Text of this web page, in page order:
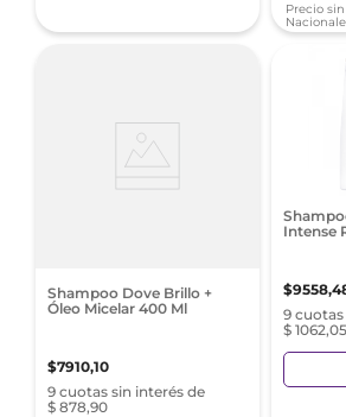
Precio
Shampoo Dove Brillo +
Óleo Micelar 400 Ml
$7910,10
9 cuotas sin interés de
$ 878,90
Intense
$9558,
9
$ 1062,05